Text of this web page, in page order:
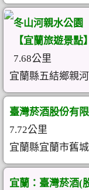
冬山河親水公園
【宜蘭旅遊景
7.68公里
宜蘭縣五結鄉親
臺灣菸酒股份有
7.72公里
宜蘭縣宜蘭市舊
宜蘭：臺灣菸酒(